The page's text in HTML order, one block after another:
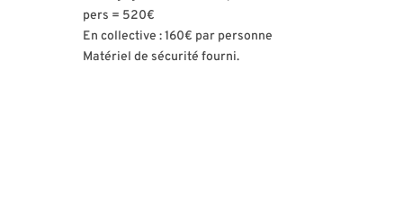
pers = 520€
En collective : 160€ par personne
Matériel de sécurité fourni.